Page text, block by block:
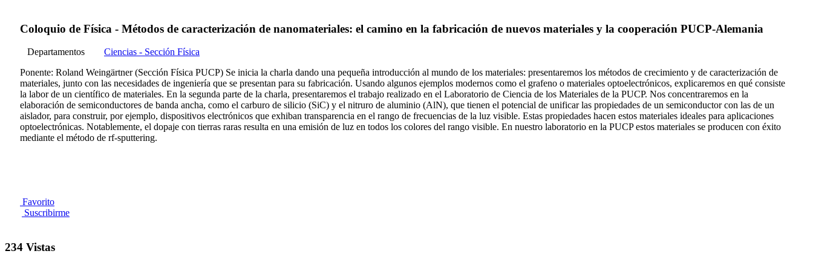
Coloquio de Física - Métodos de caracterización de nanomateriales: el camino en la fabricación de nuevos materiales y la cooperación PUCP-Alemania
Departamentos
Ciencias - Sección Física
Ponente: Roland Weingärtner (Sección Física PUCP) Se inicia la charla dando una pequeña introducción al mundo de los materiales: presentaremos los métodos de crecimiento y de caracterización de
materiales, junto con las necesidades de ingeniería que se presentan para su fabricación. Usando algunos ejemplos modernos como el grafeno o materiales optoelectrónicos, explicaremos en qué consiste
la labor de un científico de materiales. En la segunda parte de la charla, presentaremos el trabajo realizado en el Laboratorio de Ciencia de los Materiales de la PUCP. Nos concentraremos en la
elaboración de semiconductores de banda ancha, como el carburo de silicio (SiC) y el nitruro de aluminio (AlN), que tienen el potencial de unificar las propiedades de un semiconductor con las de un
aislador, para construir, por ejemplo, dispositivos electrónicos que exhiban transparencia en el rango de frecuencias de la luz visible. Estas propiedades hacen estos materiales ideales para aplicaciones
optoelectrónicas. Notablemente, el dopaje con tierras raras resulta en una emisión de luz en todos los colores del rango visible. En nuestro laboratorio en la PUCP estos materiales se producen con éxito
mediante el método de rf-sputtering.
Favorito
Suscribirme
234 Vistas